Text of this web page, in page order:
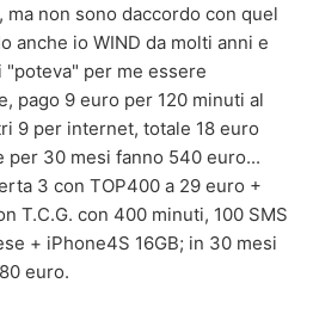
ma non sono daccordo con quel
anche io WIND da molti anni e
"poteva" per me essere
pago 9 euro per 120 minuti al
9 per internet, totale 18 euro
per 30 mesi fanno 540 euro...
3 con TOP400 a 29 euro +
T.C.G. con 400 minuti, 100 SMS
+ iPhone4S 16GB; in 30 mesi
euro.